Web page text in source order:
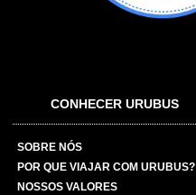
CONHECER URUBUS
SOBRE NÓS
POR QUE VIAJAR COM URUBUS?
NOSSOS VALORES